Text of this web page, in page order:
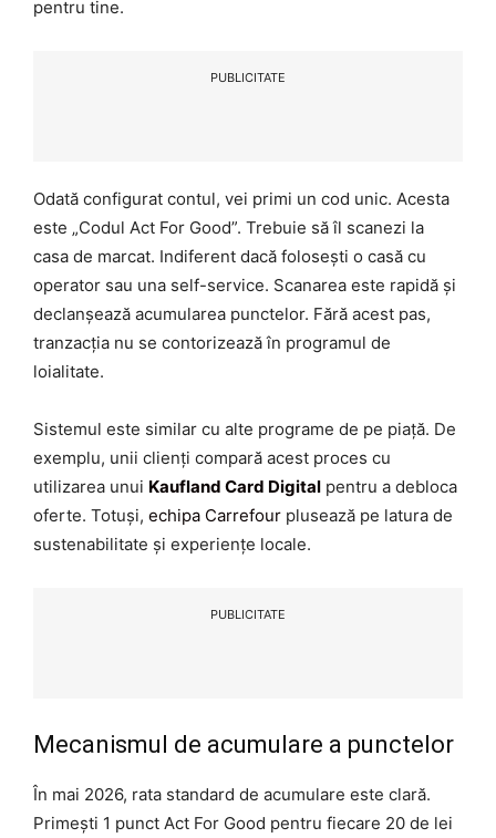
pentru tine.
PUBLICITATE
Odată configurat contul, vei primi un cod unic. Acesta
este „Codul Act For Good”. Trebuie să îl scanezi la
casa de marcat. Indiferent dacă folosești o casă cu
operator sau una self-service. Scanarea este rapidă și
declanșează acumularea punctelor. Fără acest pas,
tranzacția nu se contorizează în programul de
loialitate.
Sistemul este similar cu alte programe de pe piață. De
exemplu, unii clienți compară acest proces cu
utilizarea unui Kaufland Card Digital pentru a debloca
oferte. Totuși, echipa Carrefour plusează pe latura de
sustenabilitate și experiențe locale.
PUBLICITATE
Mecanismul de acumulare a punctelor
În mai 2026, rata standard de acumulare este clară.
Primești 1 punct Act For Good pentru fiecare 20 de lei